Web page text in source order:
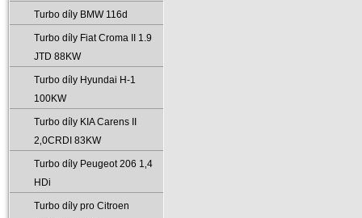
Turbo díly BMW 116d
Turbo díly Fiat Croma II 1.9
JTD 88KW
Turbo díly Hyundai H-1
100KW
Turbo díly KIA Carens II
2‚0CRDI 83KW
Turbo díly Peugeot 206 1‚4
HDi
Turbo díly pro Citroen